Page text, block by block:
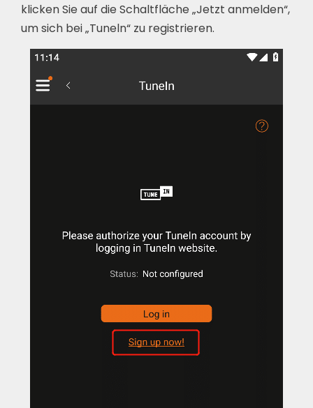
klicken Sie auf die Schaltfläche „Jetzt anmelden“,
um sich bei „Tuneln“ zu registrieren.